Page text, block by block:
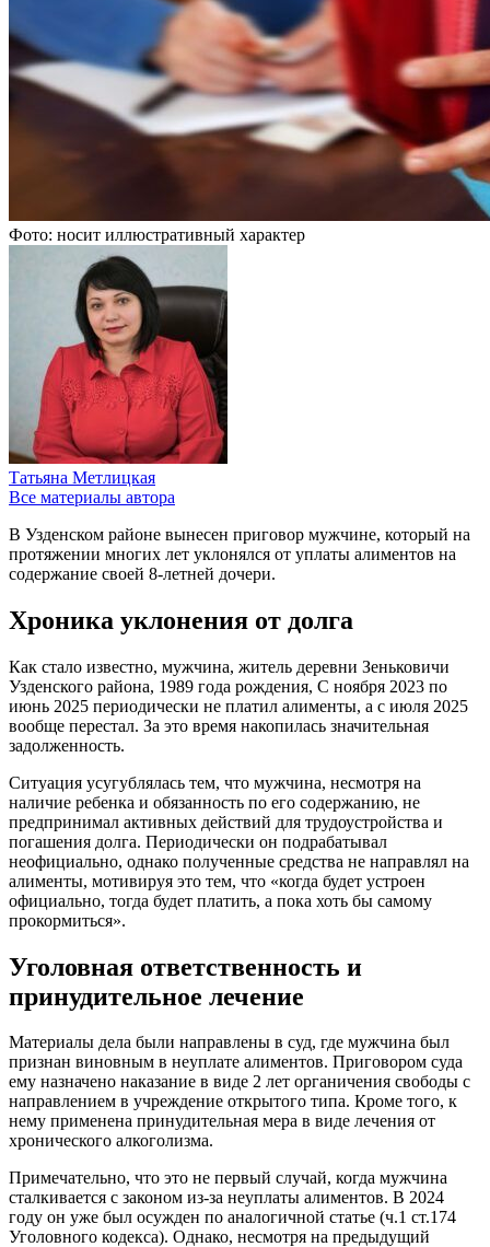
Фото: носит иллюстративный характер
Татьяна Метлицкая
Все материалы автора
В Узденском районе вынесен приговор мужчине, который на
протяжении многих лет уклонялся от уплаты алиментов на
содержание своей 8-летней дочери.
Хроника уклонения от долга
Как стало известно, мужчина, житель деревни Зеньковичи
Узденского района, 1989 года рождения, С ноября 2023 по
июнь 2025 периодически не платил алименты, а с июля 2025
вообще перестал. За это время накопилась значительная
задолженность.
Ситуация усугублялась тем, что мужчина, несмотря на
наличие ребенка и обязанность по его содержанию, не
предпринимал активных действий для трудоустройства и
погашения долга. Периодически он подрабатывал
неофициально, однако полученные средства не направлял на
алименты, мотивируя это тем, что «когда будет устроен
официально, тогда будет платить, а пока хоть бы самому
прокормиться».
Уголовная ответственность и
принудительное лечение
Материалы дела были направлены в суд, где мужчина был
признан виновным в неуплате алиментов. Приговором суда
ему назначено наказание в виде 2 лет органичения свободы с
направлением в учреждение открытого типа. Кроме того, к
нему применена принудительная мера в виде лечения от
хронического алкоголизма.
Примечательно, что это не первый случай, когда мужчина
сталкивается с законом из-за неуплаты алиментов. В 2024
году он уже был осужден по аналогичной статье (ч.1 ст.174
Уголовного кодекса). Однако, несмотря на предыдущий